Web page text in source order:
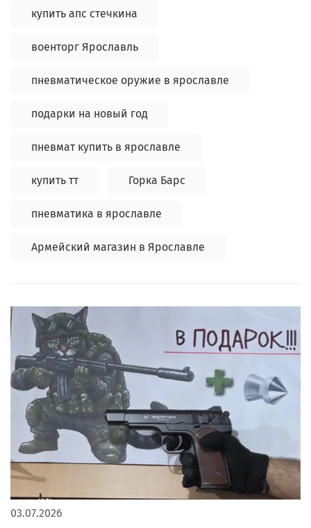
купить апс стечкина
военторг Ярославль
пневматическое оружие в ярославле
подарки на новый год
пневмат купить в ярославле
купить тт Горка Барс
пневматика в ярославле
Армейский магазин в Ярославле
03.07.2026